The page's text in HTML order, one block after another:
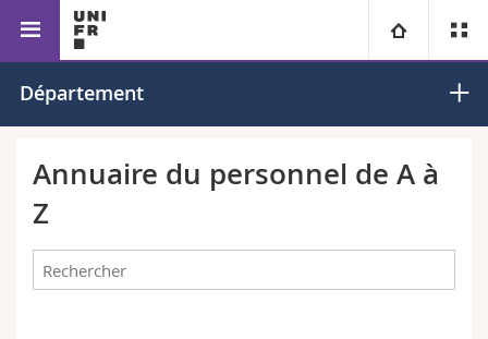
Université
Campus
Recherche
Droit
Vous êtes
Futurs étudiants
Ressources
Faculté des sciences de
l’éducation et de la formation
Département de formation
Département
Annuaire du personnel de A à
Z